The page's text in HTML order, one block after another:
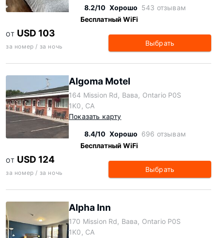
8.2/10 Хорошо 543 отзывам
Бесплатный WiFi
ОТ USD 103
за номер / за ночь Выбрать
Algoma Motel
164 Mission Rd, Вава, Ontario P0S
1K0, CA
Показать карту
8.4/10 Хорошо 696 отзывам
Бесплатный WiFi
ОТ USD 124
за номер / за ночь Выбрать
Alpha Inn
170 Mission Rd, Вава, Ontario P0S
1K0, CA